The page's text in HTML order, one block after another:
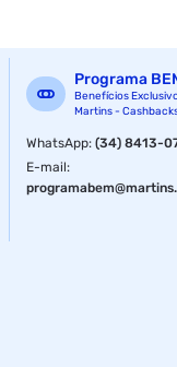
Programa
Benefícios
Martins -
WhatsApp:(34) 8413-
E-mail: